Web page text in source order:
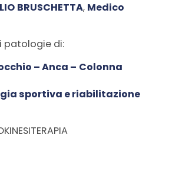
BRUSCHETTA, Medico
patologie di:
– Anca – Colonna
sportiva e riabilitazione